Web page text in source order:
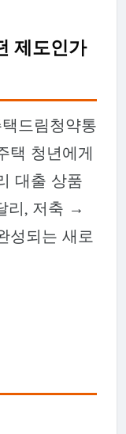
제도인가
드림청약통
택 청년에게
대출 상품
리, 저축 →
성되는 새로